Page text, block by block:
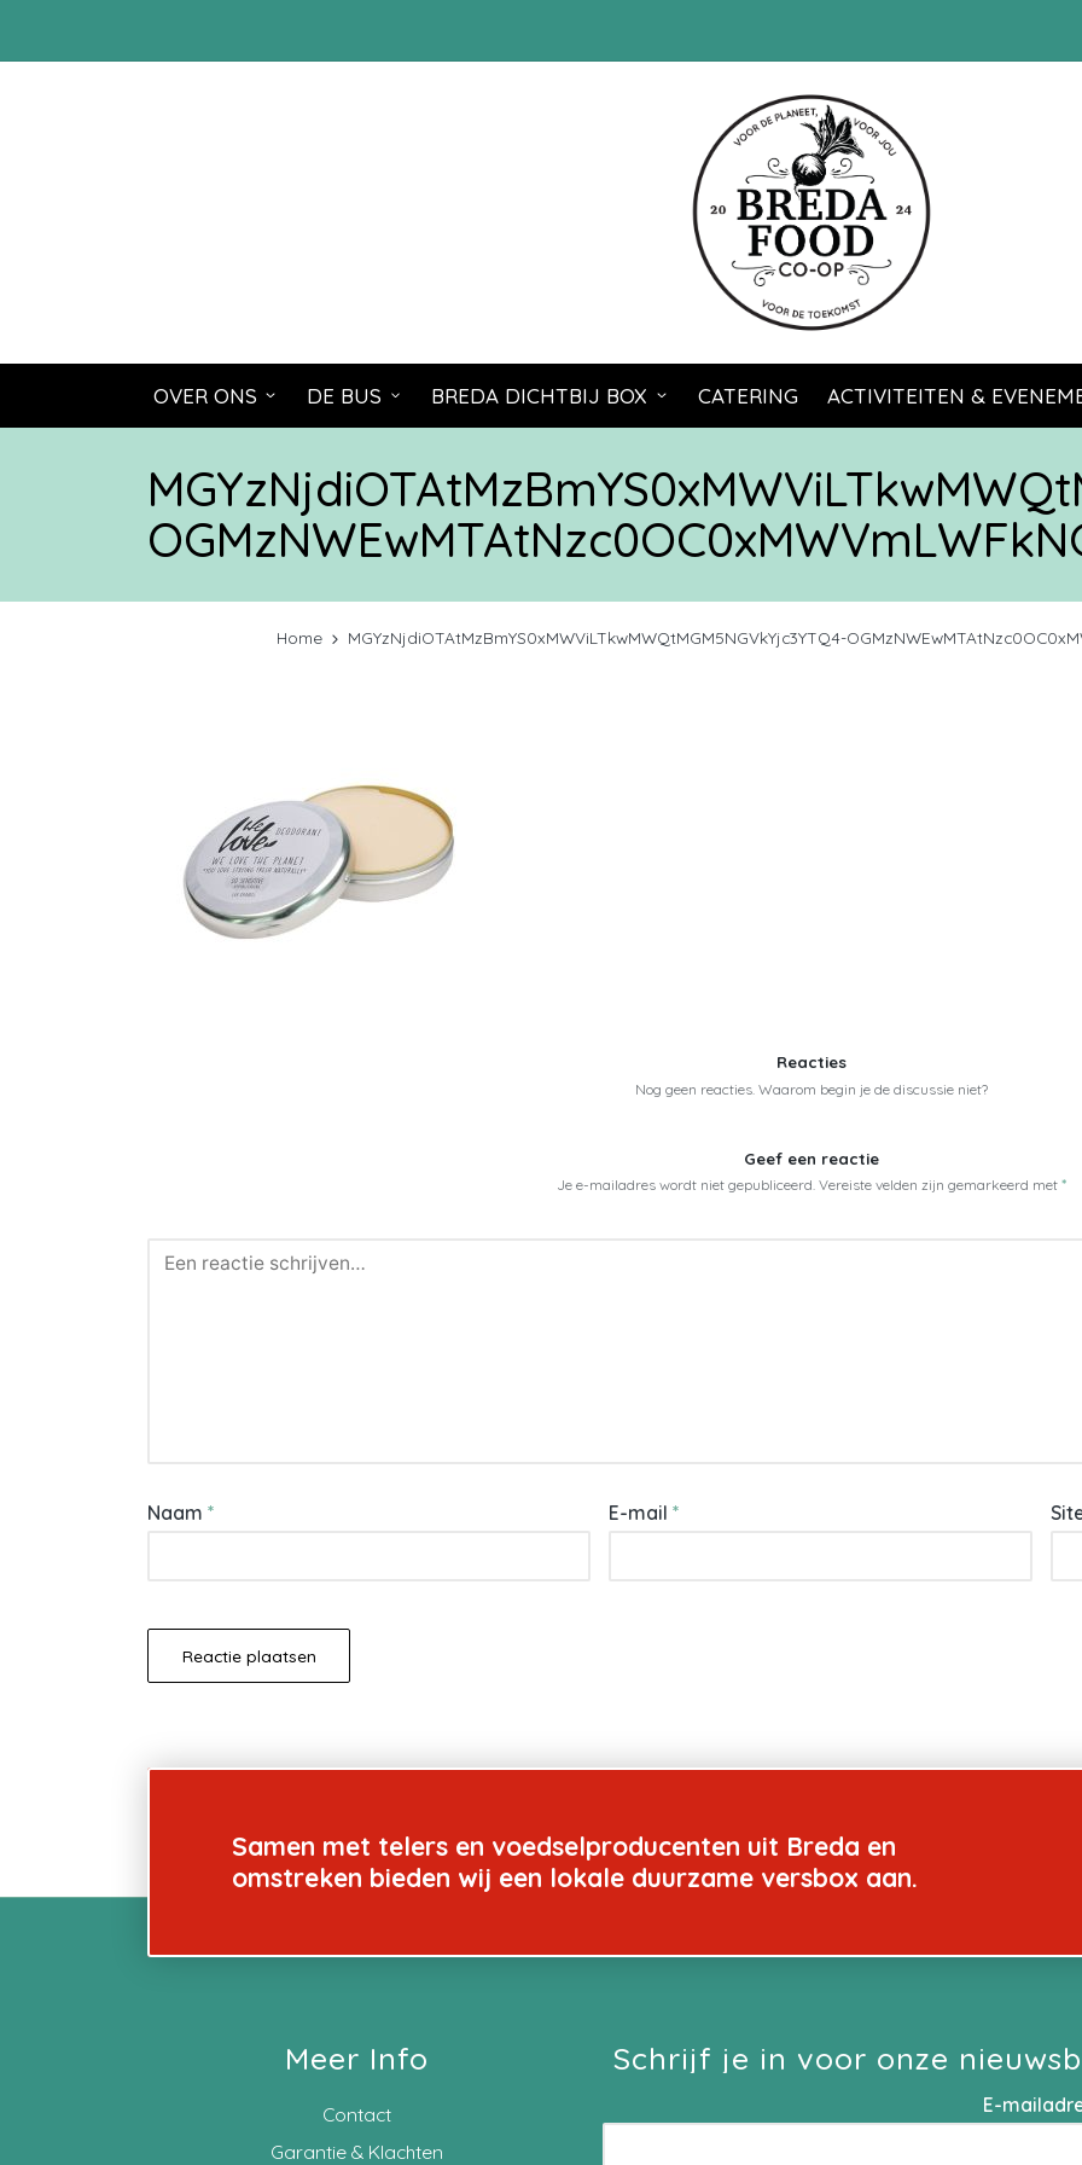
OVER ONS DE BUS BREDA DICHTBIJ BOX CATERING ACTIVITEITEN &
Home MGYzNjdiOTAtMzBmYS0xMWViLTkwMWQtMGM5NGVkYjc3YTQ4-
Reacties
Nog geen reacties. Waarom begin je de discussie niet?
Geef een reactie
Je e-mailadres wordt niet gepubliceerd. Vereiste velden zijn gemarkeerd met *
Naam * E-mail *
Samen met telers en voedselproducenten uit Breda en
omstreken bieden wij een lokale duurzame versbox aan.
Meer Info
Contact
Garantie & Klachten
Schrijf je in voor onze
E-